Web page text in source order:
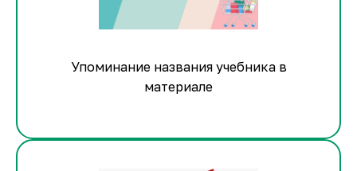
Упоминание названия учебника в
материале